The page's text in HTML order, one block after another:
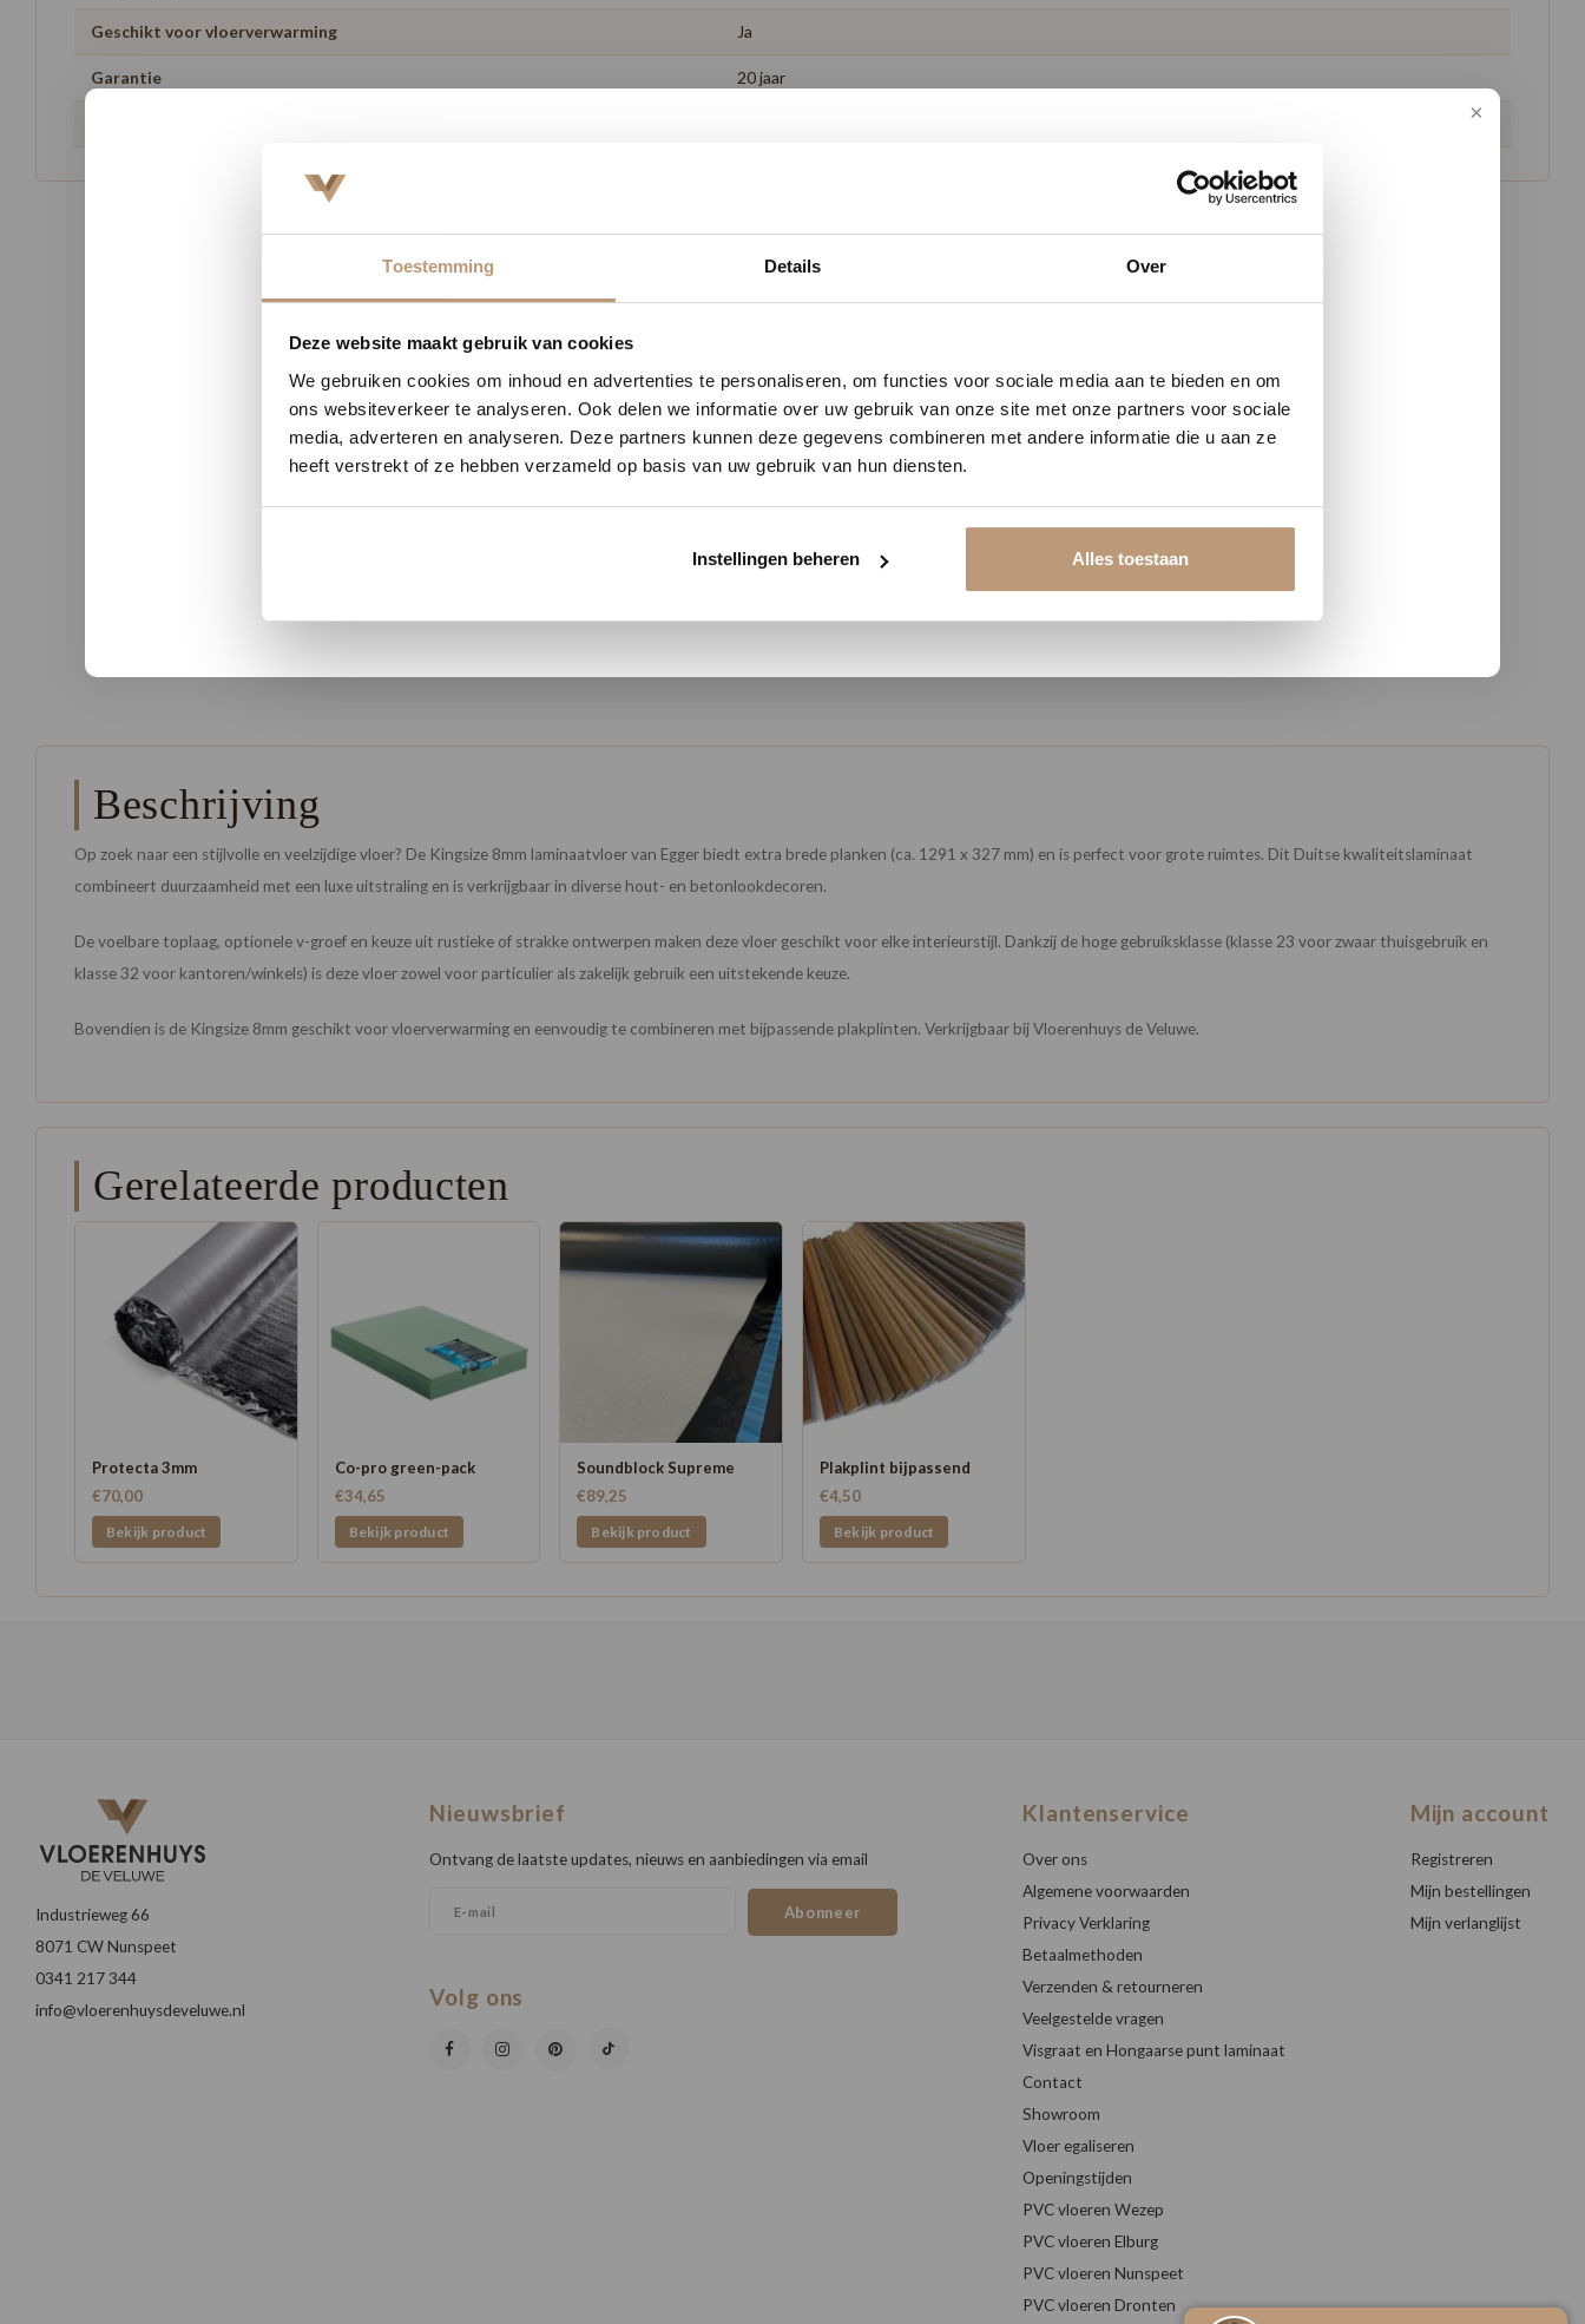
38
Nu tijdelijk 10% korting op jouw vloer
Vraag snel een offerte aan en bespaar direct.
Bekijk plak PVC vloeren
Toestemming Details Over
Deze website maakt gebruik van cookies
We gebruiken cookies om inhoud en advertenties te personaliseren, om functies voor sociale media aan te bieden en om
ons websiteverkeer te analyseren. Ook delen we informatie over uw gebruik van onze site met onze partners voor sociale
media, adverteren en analyseren. Deze partners kunnen deze gegevens combineren met andere informatie die u aan ze
heeft verstrekt of ze hebben verzameld op basis van uw gebruik van hun diensten.
Instellingen beheren Alles toestaan
Geschikt voor vloerverwarming Ja
Garantie 20 jaar
Ervaringen van onze klanten
/ 10 op basis van 180+ reviews
Sophie uit Arnhem - Jan uit Utrecht -
was top.
Beschrijving
Op zoek naar een stijlvolle en veelzijdige vloer? De Kingsize 8mm laminaatvloer van Egger biedt extra brede planken (ca. 1291 x 327 mm) en is perfect voor grote ruimtes. Dit Duitse kwaliteitslaminaat
combineert duurzaamheid met een luxe uitstraling en is verkrijgbaar in diverse hout- en betonlookdecoren.
De voelbare toplaag, optionele v-groef en keuze uit rustieke of strakke ontwerpen maken deze vloer geschikt voor elke interieurstijl. Dankzij de hoge gebruiksklasse (klasse 23 voor zwaar thuisgebruik en
klasse 32 voor kantoren/winkels) is deze vloer zowel voor particulier als zakelijk gebruik een uitstekende keuze.
Bovendien is de Kingsize 8mm geschikt voor vloerverwarming en eenvoudig te combineren met bijpassende plakplinten. Verkrijgbaar bij Vloerenhuys de Veluwe.
Gerelateerde producten
Protecta 3mm
€70,00
Bekijk product
Co-pro green-pack
€34,65
Bekijk product
Soundblock Supreme
€89,25
Bekijk product
Plakplint bijpassend
€4,50
Bekijk product
Industrieweg 66
8071 CW Nunspeet
0341 217 344
info@vloerenhuysdeveluwe.nl
Nieuwsbrief
Ontvang de laatste updates, nieuws en aanbiedingen via email
Abonneer
Volg ons
Klantenservice
Over ons
Algemene voorwaarden
Privacy Verklaring
Betaalmethoden
Verzenden & retourneren
Veelgestelde vragen
Visgraat en Hongaarse punt laminaat
Contact
Showroom
Vloer egaliseren
Openingstijden
PVC vloeren Wezep
PVC vloeren Elburg
PVC vloeren Nunspeet
PVC vloeren Dronten
Mijn account
Registreren
Mijn bestellingen
Mijn verlanglijst